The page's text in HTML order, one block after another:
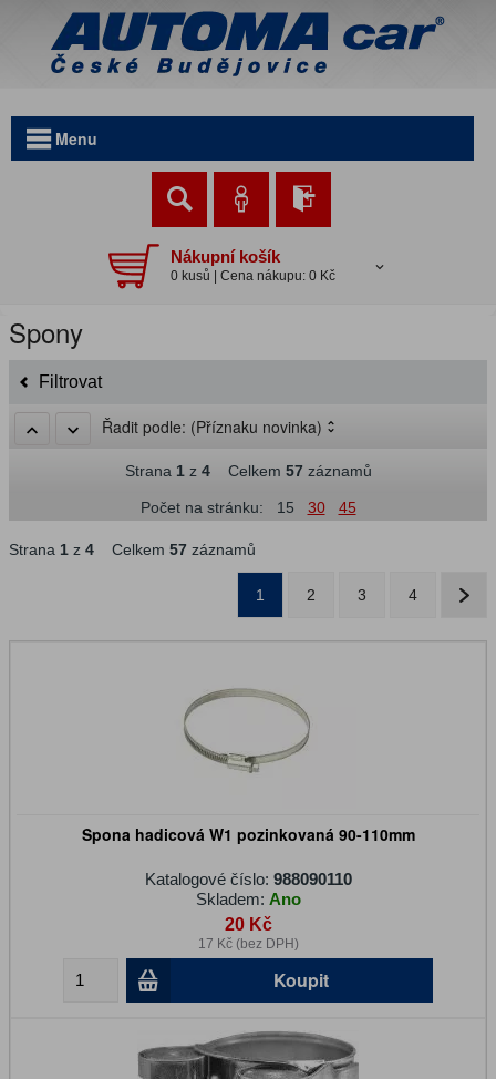
Menu
Nákupní košík
0 kusů | Cena nákupu: 0 Kč
Spony
Filtrovat
Řadit podle: (Příznaku novinka)
Strana 1z 4Celkem 57záznamů
Počet na stránku: 15 30 45
Strana 1 z 4 Celkem 57 záznamů
1 2 3 4
Spona hadicová W1 pozinkovaná 90-110mm
Katalogové číslo: 988090110
Skladem: Ano
20 Kč
17 Kč (bez DPH)
Koupit